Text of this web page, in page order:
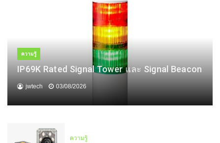
ความรู้
IP69K Rated Signal Tower และ Signal Beacon
jwtech 03/08/2026
ความรู้